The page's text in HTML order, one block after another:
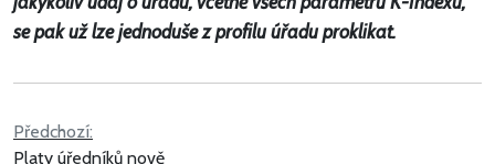
se pak už lze jednoduše z profilu úřadu proklikat.
Navigace
Předchozí:
Platy úředníků nově